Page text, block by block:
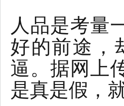
人品是考量
好的前途，
逼。据网上
是真是假，